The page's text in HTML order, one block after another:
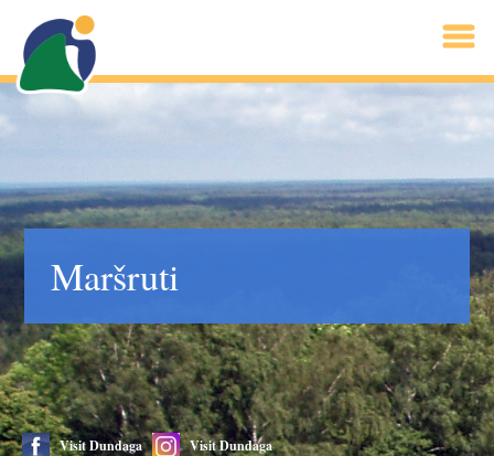
Maršruti
Visit Dundaga Visit Dundaga